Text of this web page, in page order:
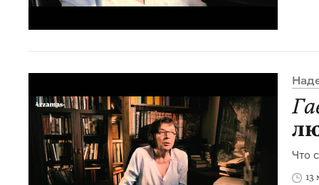
Что
13